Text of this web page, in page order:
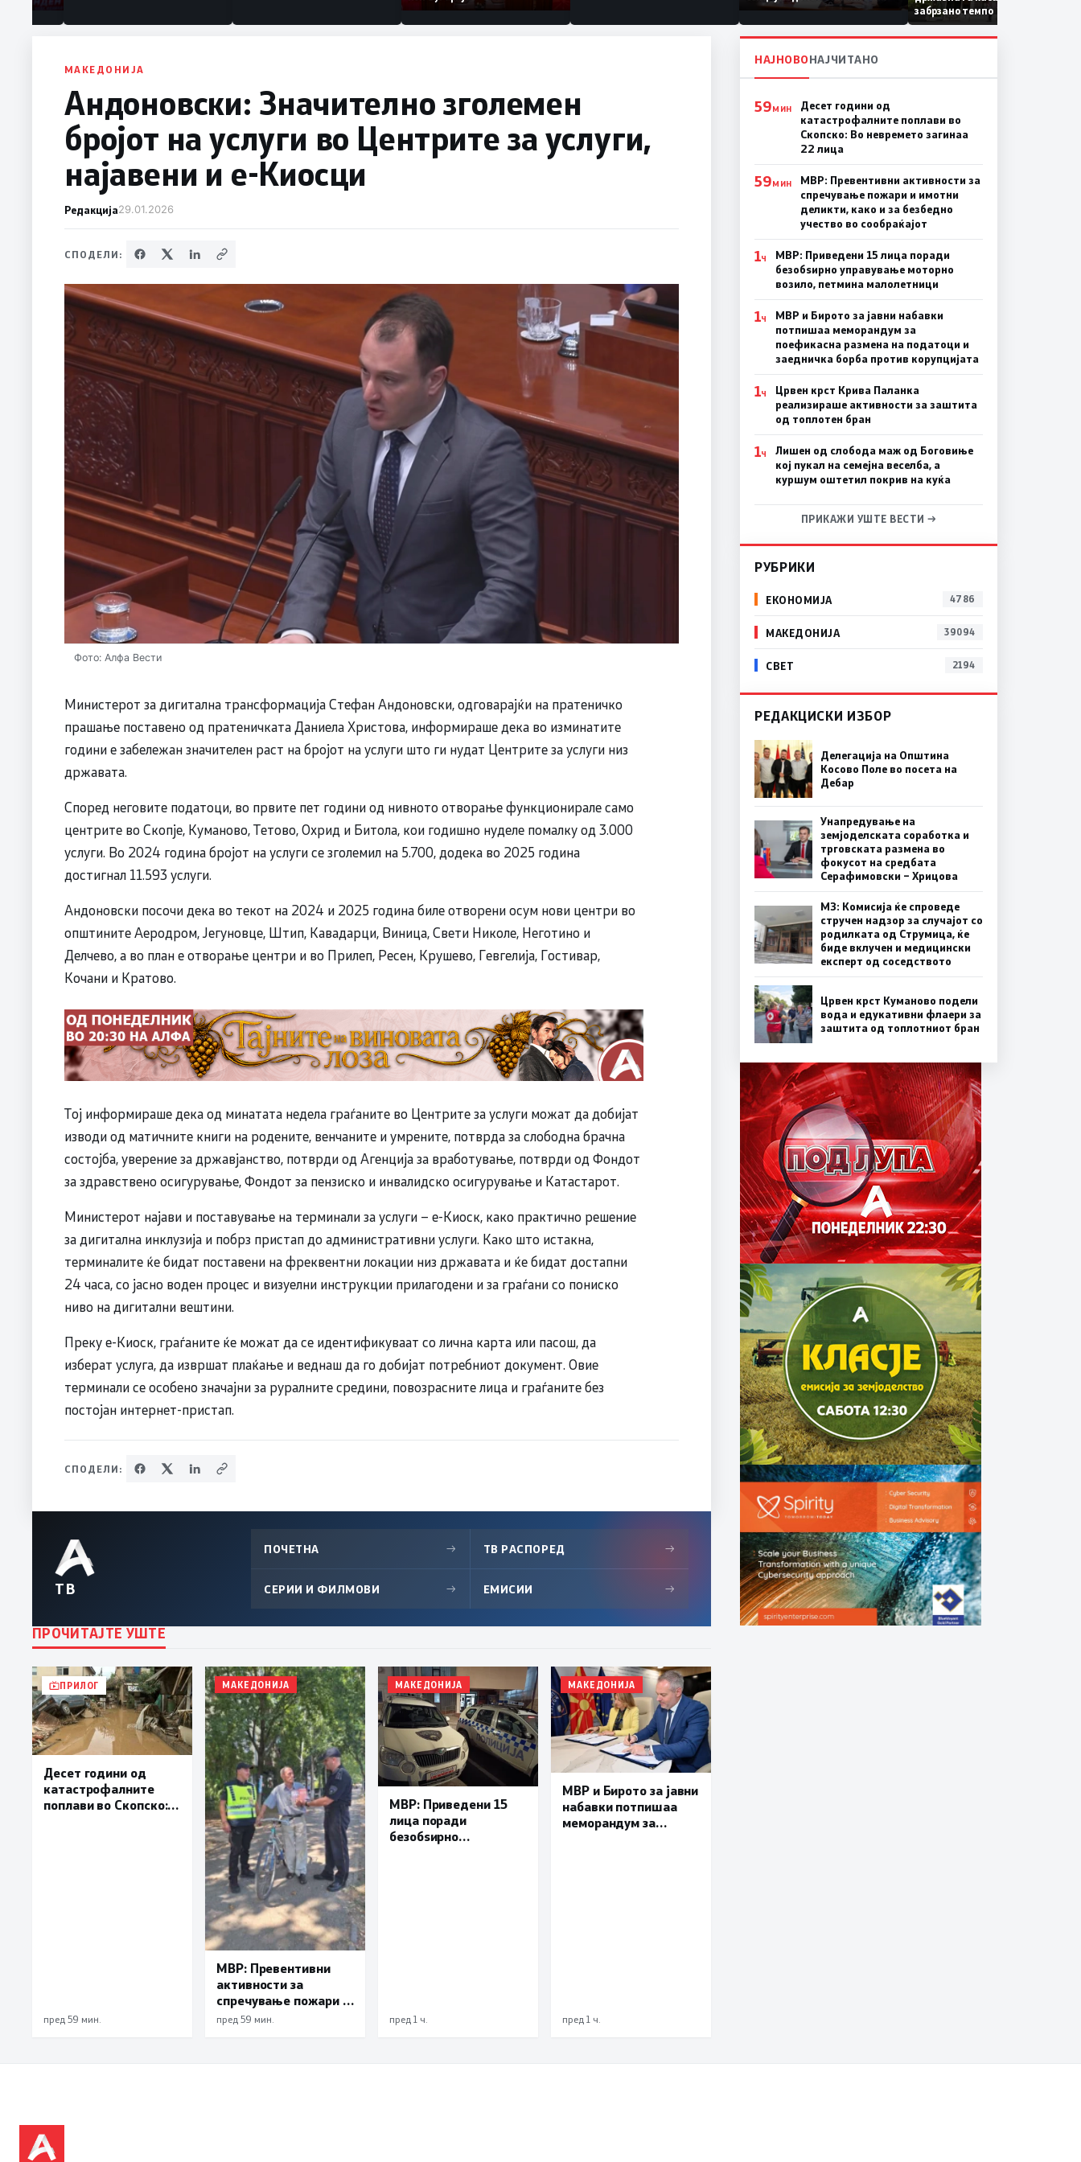
Коридор 8, Македонија
станува раскрсница на
Балканот
забрзано темпо
МАКЕДОНИЈА
Андоновски: Значително зголемен
бројот на услуги во Центрите за услуги,
најавени и е-Киосци
Редакција29.01.2026
СПОДЕЛИ:
Фото: Алфа Вести
Министерот за дигитална трансформација Стефан Андоновски, одговарајќи на пратеничко
прашање поставено од пратеничката Даниела Христова, информираше дека во изминатите
години е забележан значителен раст на бројот на услуги што ги нудат Центрите за услуги низ
државата.
Според неговите податоци, во првите пет години од нивното отворање функционирале само
центрите во Скопје, Куманово, Тетово, Охрид и Битола, кои годишно нуделе помалку од 3.000
услуги. Во 2024 година бројот на услуги се зголемил на 5.700, додека во 2025 година
достигнал 11.593 услуги.
Андоновски посочи дека во текот на 2024 и 2025 година биле отворени осум нови центри во
општините Аеродром, Јегуновце, Штип, Кавадарци, Виница, Свети Николе, Неготино и
Делчево, а во план е отворање центри и во Прилеп, Ресен, Крушево, Гевгелија, Гостивар,
Кочани и Кратово.
Тој информираше дека од минатата недела граѓаните во Центрите за услуги можат да добијат
изводи од матичните книги на родените, венчаните и умрените, потврда за слободна брачна
состојба, уверение за државјанство, потврди од Агенција за вработување, потврди од Фондот
за здравствено осигурување, Фондот за пензиско и инвалидско осигурување и Катастарот.
Министерот најави и поставување на терминали за услуги – е-Киоск, како практично решение
за дигитална инклузија и побрз пристап до административни услуги. Како што истакна,
терминалите ќе бидат поставени на фреквентни локации низ државата и ќе бидат достапни
24 часа, со јасно воден процес и визуелни инструкции прилагодени и за граѓани со пониско
ниво на дигитални вештини.
Преку е-Киоск, граѓаните ќе можат да се идентификуваат со лична карта или пасош, да
изберат услуга, да извршат плаќање и веднаш да го добијат потребниот документ. Овие
терминали се особено значајни за руралните средини, повозрасните лица и граѓаните без
постојан интернет-пристап.
СПОДЕЛИ:
ТВ
ПОЧЕТНА → ТВ РАСПОРЕД →
СЕРИИ И ФИЛМОВИ → ЕМИСИИ →
ПРОЧИТАЈТЕ УШТЕ
ПРИЛОГ
Десет години од
катастрофалните
поплави во Скопско:
пред 59 мин.
МАКЕДОНИЈА
МВР: Превентивни
активности за
спречување пожари и
имотни деликти, како
пред 59 мин.
МАКЕДОНИЈА
МВР: Приведени 15
лица поради
безобѕирно
пред 1 ч.
МАКЕДОНИЈА
МВР и Бирото за јавни
набавки потпишаа
меморандум за
пред 1 ч.
НАЈНОВОНАЈЧИТАНО
59МИН
Десет години од
катастрофалните поплави во
Скопско: Во невремето загинаа
22 лица
59МИН
МВР: Превентивни активности за
спречување пожари и имотни
деликти, како и за безбедно
учество во сообраќајот
1Ч
МВР: Приведени 15 лица поради
безобѕирно управување моторно
возило, петмина малолетници
1Ч
МВР и Бирото за јавни набавки
потпишаа меморандум за
поефикасна размена на податоци и
заедничка борба против корупцијата
1Ч
Црвен крст Крива Паланка
реализираше активности за заштита
од топлотен бран
1Ч
Лишен од слобода маж од Боговиње
кој пукал на семејна веселба, а
куршум оштетил покрив на куќа
ПРИКАЖИ УШТЕ ВЕСТИ →
РУБРИКИ
ЕКОНОМИЈА 4786
МАКЕДОНИЈА 39094
СВЕТ 2194
РЕДАКЦИСКИ ИЗБОР
Делегација на Општина
Косово Поле во посета на
Дебар
Унапредување на
земјоделската соработка и
трговската размена во
фокусот на средбата
Серафимовски – Хрицова
МЗ: Комисија ќе спроведе
стручен надзор за случајот со
родилката од Струмица, ќе
биде вклучен и медицински
експерт од соседството
Црвен крст Куманово подели
вода и едукативни флаери за
заштита од топлотниот бран